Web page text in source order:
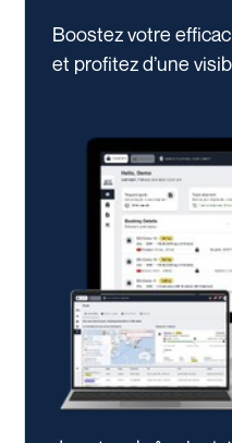
Boostez votre
et profitez d’une